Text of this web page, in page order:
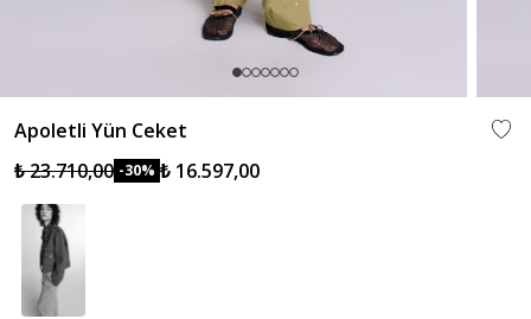
Apoletli Yün Ceket
₺ 23.710,00 -30% ₺ 16.597,00